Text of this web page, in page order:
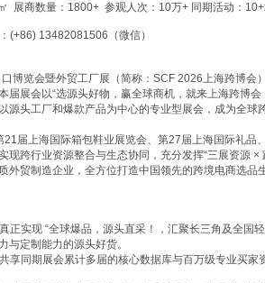
展商数量：1800+ 参观人次：10万+ 同期活动：
(+86) 13482081506（微信）
博览会暨外贸工厂展（简称：SCF 2026上海跨博会
届展会以“选源头好物，赢全球商机，就来上海跨博
源头工厂和爆款产品为中心的专业型展会，成为全球
届上海国际箱包鞋业展览会、第27届上海国际礼品
现跨行业资源整合与生态协同，充分发挥“三展资源 ×
外贸制造企业，全方位打造中国领先的跨境电商选品
正实现 “全球爆品，源头直采！，汇聚长三角及全国
与定制能力的源头好货。
享同期展会累计多届的核心数据库与百万级专业买家